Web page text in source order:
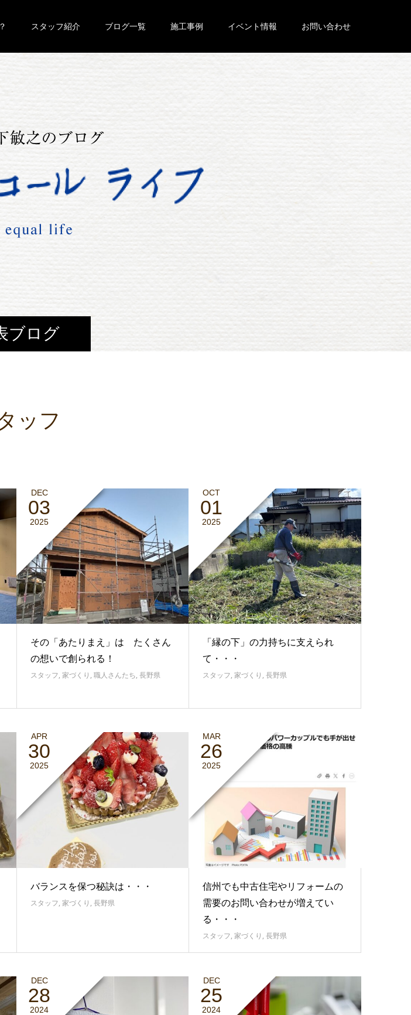
スタッフ紹介 ブログ一覧 施工事例 イベント情報 お問い合わせ
ブログ
ッフ
DEC
03
2025
その「あたりまえ」は たくさん
の想いで創られる！
スタッフ, 家づくり , 職人さんたち, 長野県
OCT
01
2025
「縁の下」の力持ちに支えられ
て・・・
スタッフ, 家づくり , 長野県
APR
30
2025
バランスを保つ秘訣は・・・
スタッフ, 家づくり , 長野県
MAR
26
2025
信州でも中古住宅やリフォームの
需要のお問い合わせが増えてい
る・・・
スタッフ, 家づくり , 長野県
DEC
28
2024
DEC
25
2024